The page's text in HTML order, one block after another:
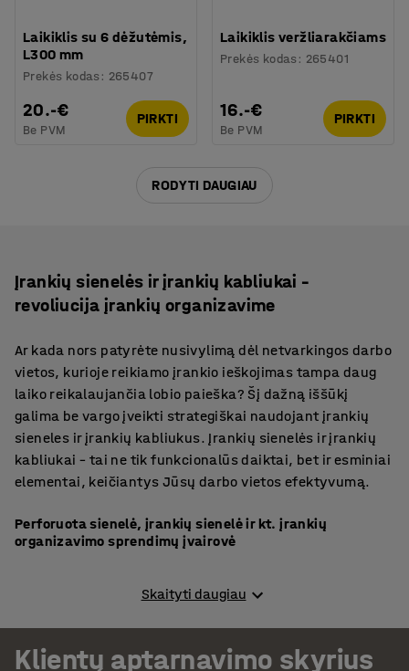
Laikiklis su 6 dėžutėmis,
L300 mm
Prekės kodas : 265407
20.-€
Be PVM
PIRKTI
Laikiklis veržliarakčiams
Prekės kodas : 265401
16.-€
Be PVM
PIRKTI
RODYTI DAUGIAU
Įrankių sienelės ir įrankių kabliukai –
revoliucija įrankių organizavime
Ar kada nors patyrėte nusivylimą dėl netvarkingos darbo
vietos, kurioje reikiamo įrankio ieškojimas tampa daug
laiko reikalaujančia lobio paieška? Šį dažną iššūkį
galima be vargo įveikti strategiškai naudojant įrankių
sieneles ir įrankių kabliukus. Įrankių sienelės ir įrankių
kabliukai – tai ne tik funkcionalūs daiktai, bet ir esminiai
elementai, keičiantys Jūsų darbo vietos efektyvumą.
Perforuota sienelė, įrankių sienelė ir kt. įrankių
organizavimo sprendimų įvairovė
sprendimus, reikėtų akcentuoti, jog vienas dydis netinka
visiems. Dėl šios priežasties AJ Produktai įrankių skydų
ir kabliukų įvairovė pritaikyta skirtingiems poreikiams ir
Skaityti daugiau
Klientų aptarnavimo skyrius